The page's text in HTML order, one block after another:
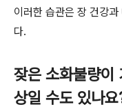
이러한 습관은 장 건강
다.
잦은 소화불량이
상일 수도 있나